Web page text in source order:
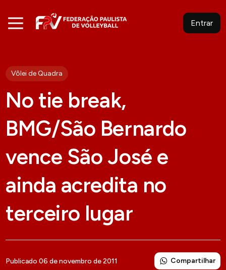
Entrar
Vôlei de Quadra
No tie break,
BMG/São Bernardo
vence São José e
ainda acredita no
terceiro lugar
Publicado 06 de novembro de 2011 Compartilhar